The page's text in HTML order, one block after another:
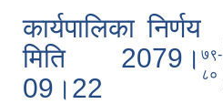
कार्यपालिका निर्णय
मिति 2079।
09।22
७९-
८०